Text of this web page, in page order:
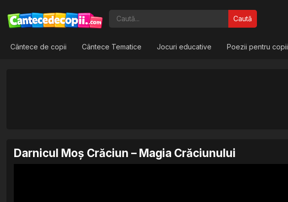
Caută
Cântece de copii Cântece Tematice Jocuri educative Poezii pentru copii
Darnicul Moș Crăciun – Magia Crăciunului